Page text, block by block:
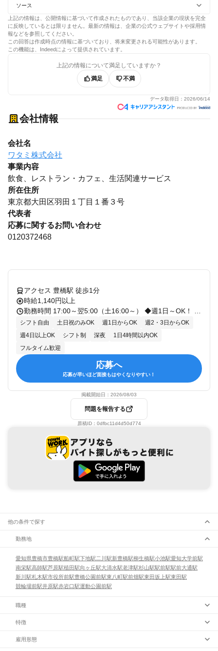
ソース
上記の情報は、公開情報に基づいて作成されたものであり、当該企業の現状を完全
に反映しているとは限りません。最新の情報は、企業の公式ウェブサイトや採用情
報などを参照してください。
この回答は作成時点の情報に基づいており、将来変更される可能性があります。
この機能は、Indeedによって提供されています。
上記の情報について満足していますか？
満足
不満
データ取得日： 2026/06/14
会社情報
会社名
ワタミ株式会社
事業内容
飲食、レストラン・カフェ、生活関連サービス
所在住所
東京都大田区羽田１丁目１番３号
代表者
応募に関するお問い合わせ
0120372468
アクセス 豊橋駅 徒歩1分
時給1,140円以上
シフト自由 土日祝のみOK 週1日からOK
週2・3日からOK
週4日以上OK
シフト制 深夜
1日4時間以内OK
フルタイム歓迎
応募へ
応募が早いほど面接もはやくなりやすい！
掲載開始日： 2026/08/03
問題を報告する
原稿ID： 0dfbc11d4d50d774
他の条件で探す
勤務地
愛知県豊橋市豊橋駅船町駅下地駅二川駅新豊橋駅柳生橋駅小池駅愛知大学前駅
南栄駅高師駅芦原駅植田駅向ヶ丘駅大清水駅老津駅杉山駅駅前駅駅前大通駅
新川駅札木駅市役所前駅豊橋公園前駅東八町駅前畑駅東田坂上駅東田駅
競輪場前駅井原駅赤岩口駅運動公園前駅
職種
特徴
雇用形態